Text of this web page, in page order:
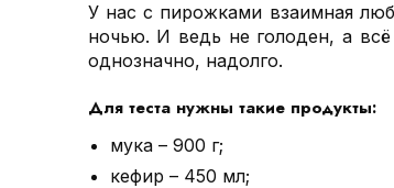
У нас с пирожками взаимная
ночью. И ведь не голоден, а
однозначно, надолго.
Для теста нужны такие продукты:
мука – 900 г;
кефир – 450 мл;